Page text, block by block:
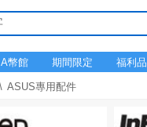
A幣館 期間限定 福利品
ASUS專用配件